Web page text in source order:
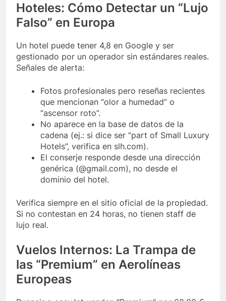
Hoteles: Cómo Detectar un “Lujo
Falso” en Europa
Un hotel puede tener 4,8 en Google y ser
gestionado por un operador sin estándares reales.
Señales de alerta:
Fotos profesionales pero reseñas recientes
que mencionan “olor a humedad” o
“ascensor roto”.
No aparece en la base de datos de la
cadena (ej.: si dice ser “part of Small Luxury
Hotels”, verifica en slh.com).
El conserje responde desde una dirección
genérica (@gmail.com), no desde el
dominio del hotel.
Verifica siempre en el sitio oficial de la propiedad.
Si no contestan en 24 horas, no tienen staff de
lujo real.
Vuelos Internos: La Trampa de
las “Premium” en Aerolíneas
Europeas